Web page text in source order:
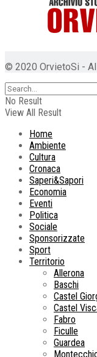
© 2020 OrvietoSi -
No Result
View All Result
Home
Ambiente
Cultura
Cronaca
Saperi&Sapori
Economia
Eventi
Politica
Sociale
Sponsorizzate
Sport
Territorio
Allerona
Baschi
Castel
Castel
Fabro
Ficulle
Guardea